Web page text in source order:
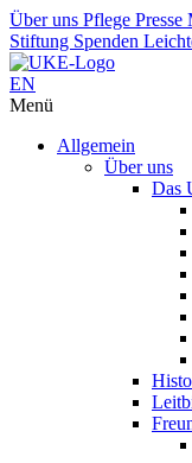
Über uns Pflege Presse
Stiftung Spenden
EN
Menü
Allgemein
Über uns
Das